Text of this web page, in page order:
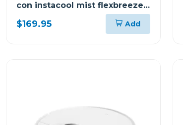
con instacool mist flexbreeze
fa222
$169.95 Add